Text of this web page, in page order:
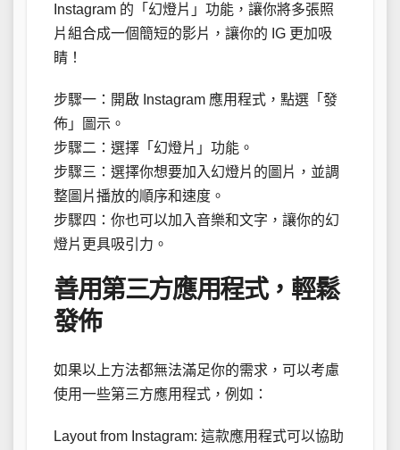
Instagram 的「幻燈片」功能，讓你將多張照
片組合成一個簡短的影片，讓你的 IG 更加吸
睛！
步驟一：開啟 Instagram 應用程式，點選「發
佈」圖示。
步驟二：選擇「幻燈片」功能。
步驟三：選擇你想要加入幻燈片的圖片，並調
整圖片播放的順序和速度。
步驟四：你也可以加入音樂和文字，讓你的幻
燈片更具吸引力。
善用第三方應用程式，輕鬆
發佈
如果以上方法都無法滿足你的需求，可以考慮
使用一些第三方應用程式，例如：
Layout from Instagram: 這款應用程式可以協助